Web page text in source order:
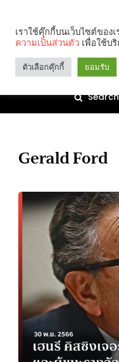
Search
Gerald Ford
เราใช้คุ๊กกี้บนเว็บไซต์ขอ
ความเป็นส่วนตัว เพื่อใช้บ
ตัวเลือกคุ๊กกี้ ยอมรับ